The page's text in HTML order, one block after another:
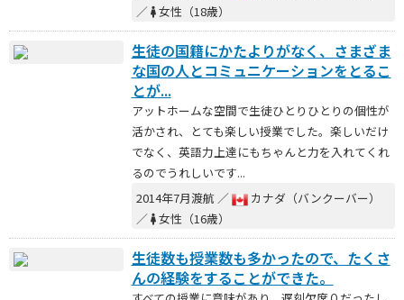
／ 女性（18歳）
生徒の国籍にかたよりがなく、さまざま
な国の人とコミュニケーションをとるこ
とが...
アットホームな空間で生徒ひとりひとりの個性が
活かされ、とても楽しい授業でした。楽しいだけ
でなく、英語力上達にもちゃんと力を入れてくれ
るのでうれしいです...
2014年7月渡航 ／
カナダ（バンクーバー）
／ 女性（16歳）
生徒数も授業数も多かったので、たくさ
んの経験をすることができた。